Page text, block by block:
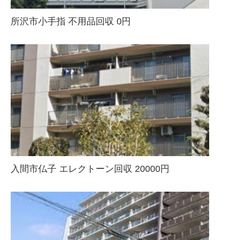
所沢市小手指 不用品回収 0円
入間市仏子 エレクトーン回収 20000円